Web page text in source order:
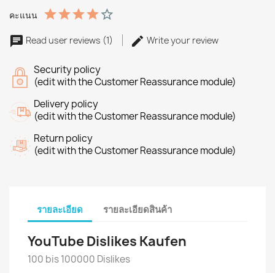
คะแนน
Read user reviews (1) Write your review
Security policy
(edit with the Customer Reassurance module)
Delivery policy
(edit with the Customer Reassurance module)
Return policy
(edit with the Customer Reassurance module)
รายละเอียด รายละเอียดสินค้า
YouTube Dislikes Kaufen
100 bis 100000 Dislikes